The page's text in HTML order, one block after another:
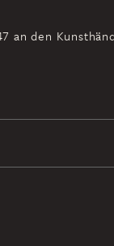
an den